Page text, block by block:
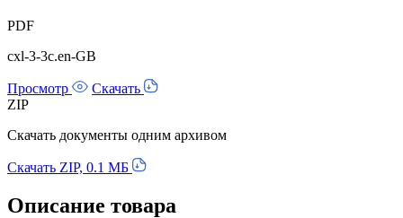
PDF
cxl-3-3c.en-GB
Просмотр
Скачать
ZIP
Скачать документы одним архивом
Скачать ZIP, 0.1 МБ
Описание товара